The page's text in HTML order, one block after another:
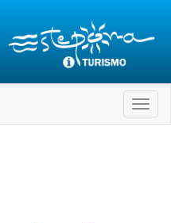
página
Toggle